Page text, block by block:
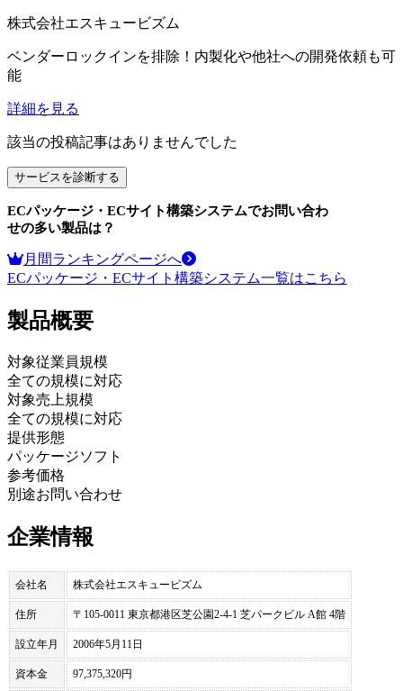
株式会社エスキュービズム
ベンダーロックインを排除！内製化や他社への開発依頼も可
能
詳細を見る
該当の投稿記事はありませんでした
サービスを診断する
ECパッケージ・ECサイト構築システムでお問い合わ
せの多い製品は？
月間ランキングページへ
ECパッケージ・ECサイト構築システム一覧はこちら
製品概要
対象従業員規模
全ての規模に対応
対象売上規模
全ての規模に対応
提供形態
パッケージソフト
参考価格
別途お問い合わせ
企業情報
会社名 株式会社エスキュービズム
住所 〒105-0011 東京都港区芝公園2-4-1 芝パークビル A館 4階
設立年月 2006年5月11日
資本金 97,375,320円